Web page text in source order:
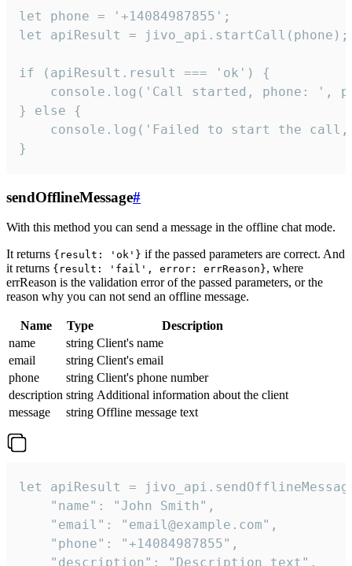
let phone = '+14084987855';
let apiResult = jivo_api.startCall(phone);
if (apiResult.result === 'ok') {
console.log('Call started, phone: ',
} else {
console.log('Failed to start the
}
sendOfflineMessage#
With this method you can send a message in the offline chat mode.
It returns {result: 'ok'} if the passed parameters are correct. And
it returns {result: 'fail', error: errReason}, where
errReason is the validation error of the passed parameters, or the
reason why you can not send an offline message.
Name Type
Description
name
string Client's name
email
string Client's email
phone
string Client's phone number
description string Additional information about the client
message
string Offline message text
let apiResult =
    "name": "John Smith",
    "email": "email@example.com",
    "phone": "+14084987855",
    "description": "Description text",